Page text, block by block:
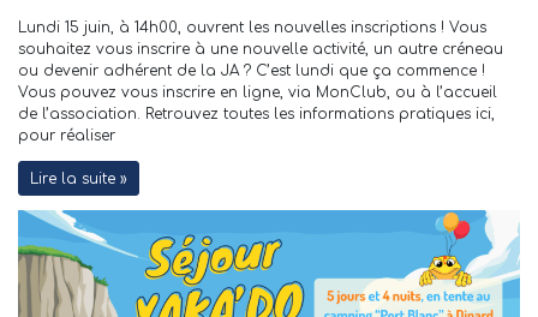
Lundi 15 juin, à 14h00, ouvrent les nouvelles inscriptions ! Vous
souhaitez vous inscrire à une nouvelle activité, un autre créneau
ou devenir adhérent de la JA ? C’est lundi que ça commence !
Vous pouvez vous inscrire en ligne, via MonClub, ou à l’accueil
de l’association. Retrouvez toutes les informations pratiques ici,
pour réaliser
Lire la suite »